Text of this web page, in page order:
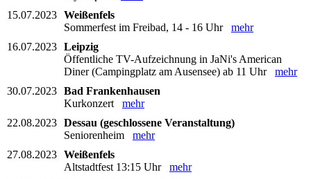
15.07.2023 Weißenfels
Sommerfest im Freibad, 14 - 16 Uhr mehr
16.07.2023 Leipzig
Öffentliche TV-Aufzeichnung in JaNi's American
Diner (Campingplatz am Ausensee) ab 11 Uhr mehr
30.07.2023 Bad Frankenhausen
Kurkonzert mehr
22.08.2023 Dessau (geschlossene Veranstaltung)
Seniorenheim mehr
27.08.2023 Weißenfels
Altstadtfest 13:15 Uhr mehr